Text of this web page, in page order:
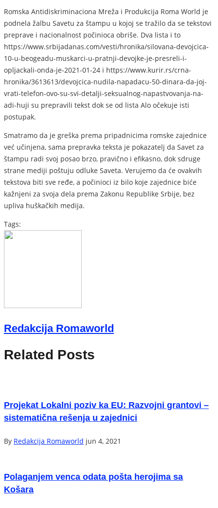
Romska Antidiskriminaciona Mreža i Produkcija Roma World je
podnela žalbu Savetu za štampu u kojoj se tražilo da se tekstovi
preprave i nacionalnost počinioca obriše. Dva lista i to
https://www.srbijadanas.com/vesti/hronika/silovana-devojcica-
10-u-beogeadu-muskarci-u-pratnji-devojke-je-presreli-i-
opljackali-onda-je-2021-01-24 i https://www.kurir.rs/crna-
hronika/3613613/devojcica-nudila-napadacu-50-dinara-da-joj-
vrati-telefon-ovo-su-svi-detalji-seksualnog-napastvovanja-na-
adi-huji su prepravili tekst dok se od lista Alo očekuje isti
postupak.
Smatramo da je greška prema pripadnicima romske zajednice
već učinjena, sama prepravka teksta je pokazatelj da Savet za
štampu radi svoj posao brzo, pravično i efikasno, dok sdruge
strane mediji poštuju odluke Saveta. Verujemo da će ovakvih
tekstova biti sve ređe, a počinioci iz bilo koje zajednice biće
kažnjeni za svoja dela prema Zakonu Republike Srbije, bez
upliva huškačkih medija.
Tags:
Redakcija Romaworld
Related Posts
Projekat Lokalni poziv ka EU: Razvojni grantovi –
sistematična rešenja u zajednici
By Redakcija Romaworld jun 4, 2021
Polaganjem venca odata pošta herojima sa
Košara